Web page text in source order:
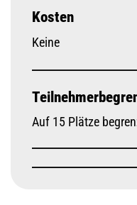
Kosten
Keine
Auf 15 Plätze